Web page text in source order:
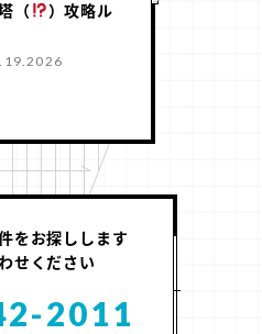
（
）攻略ル
をお探しします
せください
2011